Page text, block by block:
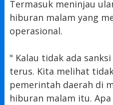
Termasuk meninjau
hiburan malam yang
operasional.
" Kalau tidak ada
terus. Kita melihat
pemerintah daerah di
hiburan malam itu.